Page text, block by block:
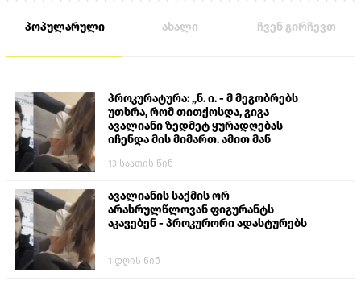
პოპულარული ახალი ჩვენ გირჩევთ
პროკურატურა: „ნ. ი. - მ მეგობრებს
უთხრა, რომ თითქოსდა, გიგა
ავალიანი ზედმეტ ყურადღებას
იჩენდა მის მიმართ. ამით მან
თავს დასხმოდა გიგა ავალიანს“
13 საათის წინ
ავალიანის საქმის ორ
არასრულწლოვან ფიგურანტს
აკავებენ - პროკურორი ადასტურებს
1 დღის წინ